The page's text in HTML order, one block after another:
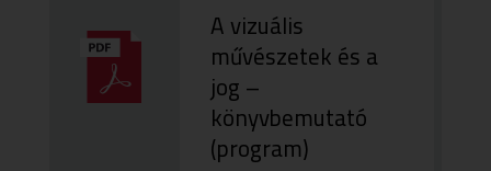
A vizuális
művészetek és a
jog –
könyvbemutató
(program)